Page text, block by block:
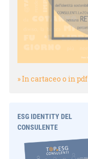
» In cartaceo o in pdf
ESG IDENTITY DEL
CONSULENTE